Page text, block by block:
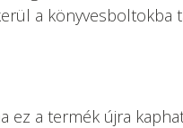
a könyvesboltokba
ez a termék újra